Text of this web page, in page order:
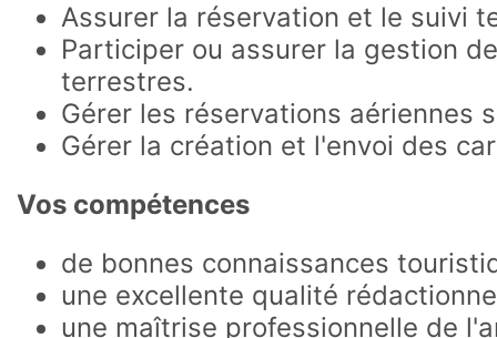
Assurer la réservation et le suivi
Participer ou assurer la gestion
terrestres.
Gérer les réservations aériennes
Gérer la création et l'envoi des
Vos compétences
de bonnes connaissances
une excellente qualité
une maîtrise professionnelle de